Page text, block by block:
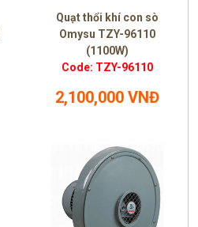
Quạt thổi khí con sò
Omysu TZY-96110
(1100W)
Code: TZY-96110
2,100,000 VNĐ